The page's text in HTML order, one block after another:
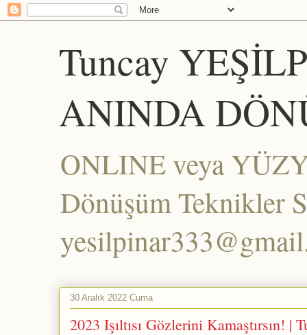
Tuncay
ANINDA
ONLINE veya
Dönüşüm Teknikler
30 Aralık 2022 Cuma
2023 Işıltısı Gözlerini Kamaştırsın! |